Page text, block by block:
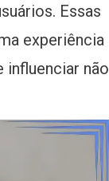
Essas
experiência
influenciar não